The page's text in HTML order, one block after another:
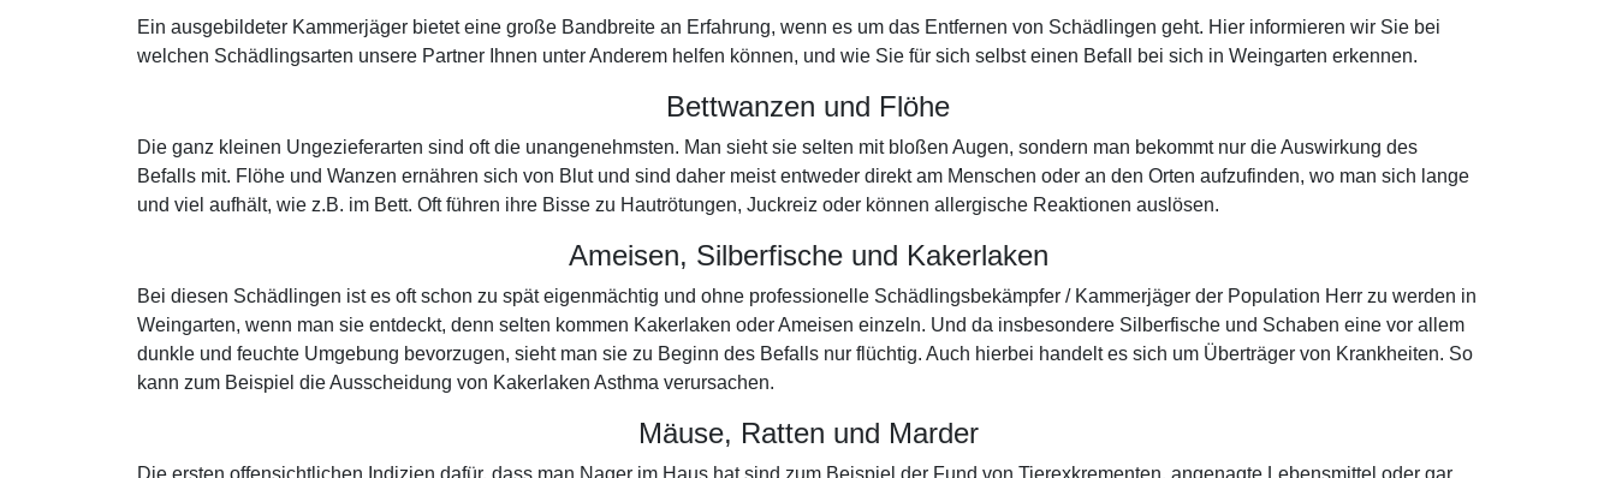
Ein ausgebildeter Kammerjäger bietet eine große Bandbreite an Erfahrung, wenn es um das Entfernen von Schädlingen geht. Hier informieren wir Sie bei
welchen Schädlingsarten unsere Partner Ihnen unter Anderem helfen können, und wie Sie für sich selbst einen Befall bei sich in Weingarten erkennen.
Bettwanzen und Flöhe
Die ganz kleinen Ungezieferarten sind oft die unangenehmsten. Man sieht sie selten mit bloßen Augen, sondern man bekommt nur die Auswirkung des
Befalls mit. Flöhe und Wanzen ernähren sich von Blut und sind daher meist entweder direkt am Menschen oder an den Orten aufzufinden, wo man sich lange
und viel aufhält, wie z.B. im Bett. Oft führen ihre Bisse zu Hautrötungen, Juckreiz oder können allergische Reaktionen auslösen.
Ameisen, Silberfische und Kakerlaken
Bei diesen Schädlingen ist es oft schon zu spät eigenmächtig und ohne professionelle Schädlingsbekämpfer / Kammerjäger der Population Herr zu werden in
Weingarten, wenn man sie entdeckt, denn selten kommen Kakerlaken oder Ameisen einzeln. Und da insbesondere Silberfische und Schaben eine vor allem
dunkle und feuchte Umgebung bevorzugen, sieht man sie zu Beginn des Befalls nur flüchtig. Auch hierbei handelt es sich um Überträger von Krankheiten. So
kann zum Beispiel die Ausscheidung von Kakerlaken Asthma verursachen.
Mäuse, Ratten und Marder
Die ersten offensichtlichen Indizien dafür, dass man Nager im Haus hat sind zum Beispiel der Fund von Tierexkrementen, angenagte Lebensmittel oder gar